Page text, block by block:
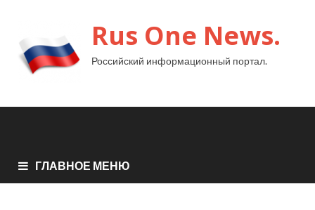
Rus One News.
Российский информационный портал.
ГЛАВНОЕ МЕНЮ